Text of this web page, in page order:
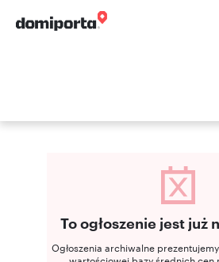
To ogłoszenie jest już
Ogłoszenia archiwalne